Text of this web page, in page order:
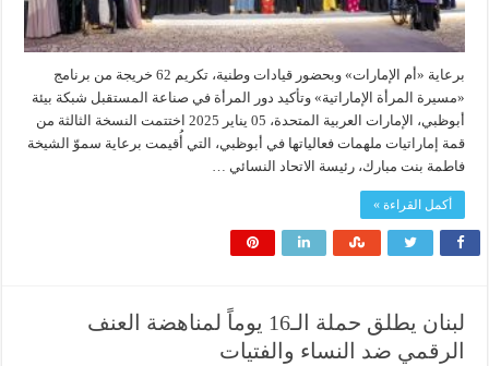
برعاية «أم الإمارات» وبحضور قيادات وطنية، تكريم 62 خريجة من برنامج
«مسيرة المرأة الإماراتية» وتأكيد دور المرأة في صناعة المستقبل شبكة بيئة
أبوظبي، الإمارات العربية المتحدة، 05 يناير 2025 اختتمت النسخة الثالثة من
قمة إماراتيات ملهمات فعالياتها في أبوظبي، التي أُقيمت برعاية سموّ الشيخة
فاطمة بنت مبارك، رئيسة الاتحاد النسائي …
أكمل القراءة »
لبنان يطلق حملة الـ16 يوماً لمناهضة العنف
الرقمي ضد النساء والفتيات